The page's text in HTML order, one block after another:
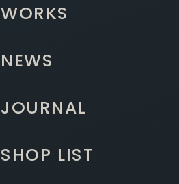
WORKS
NEWS
JOURNAL
SHOP LIST